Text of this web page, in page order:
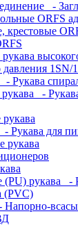
-
ORFS
крестовые
рукава
1SN/
- Рукава
-
- Рукава для
рукава
рукава
-
(PVC)
Напорно-